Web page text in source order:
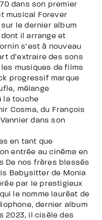
dans son premier
musical Forever
le dernier album
il arrange et
s’est à nouveau
d’extraire des sons
musiques de films
progressif marque
mélange
la touche
Cosma, du François
dans son
en tant que
entrée au cinéma en
De nos frères blessés
Babysitter de Monia
par le prestigieux
le nomme lauréat de
dernier album
2023, il cisèle des